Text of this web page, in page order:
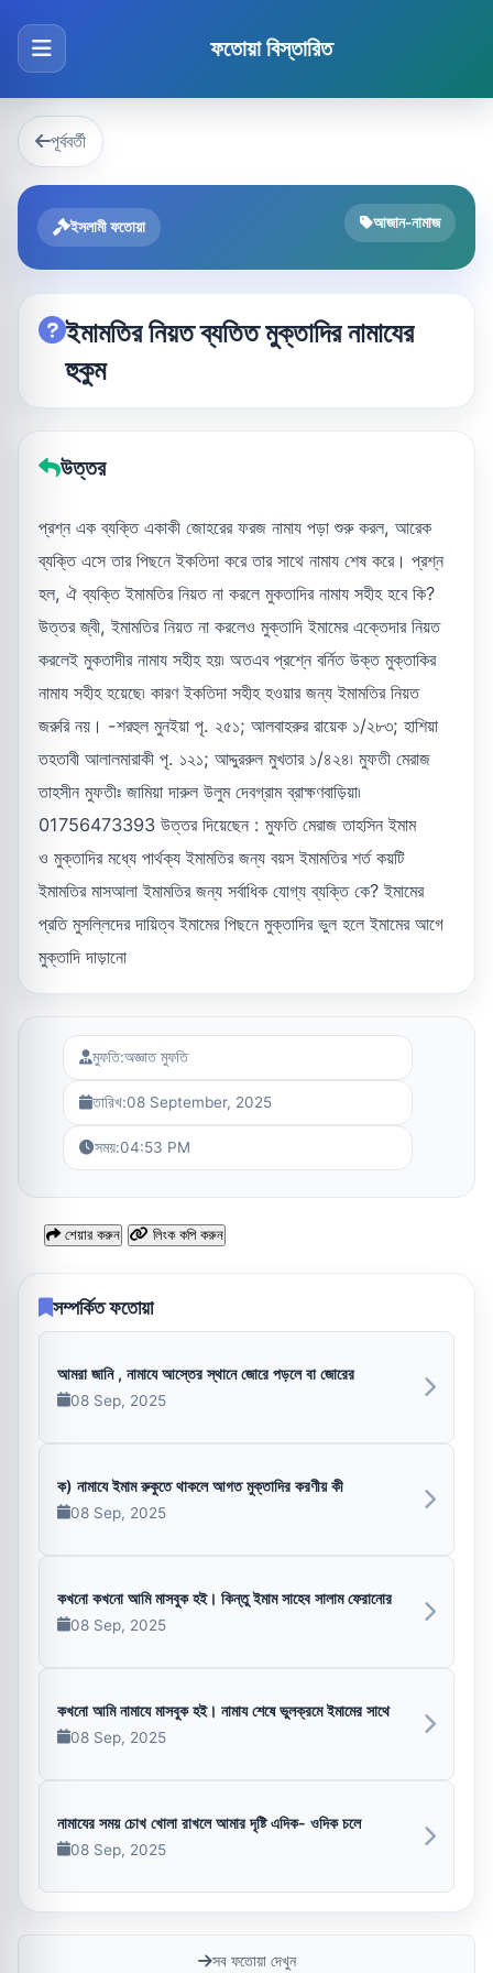
ফতোয়া বিস্তারিত
পূর্ববর্তী
ইসলামী ফতোয়া আজান-নামাজ
ইমামতির নিয়ত ব্যতিত মুক্তাদির নামাযের
হুকুম
উত্তর
প্রশ্ন এক ব্যক্তি একাকী জোহরের ফরজ নামায পড়া শুরু করল, আরেক
ব্যক্তি এসে তার পিছনে ইকতিদা করে তার সাথে নামায শেষ করে। প্রশ্ন
হল, ঐ ব্যক্তি ইমামতির নিয়ত না করলে মুকতাদির নামায সহীহ হবে কি?
উত্তর জ্বী, ইমামতির নিয়ত না করলেও মুক্তাদি ইমামের এক্তেদার নিয়ত
করলেই মুকতাদীর নামায সহীহ হয়৷ অতএব প্রশ্নে বর্নিত উক্ত মুক্তাকির
নামায সহীহ হয়েছে৷ কারণ ইকতিদা সহীহ হওয়ার জন্য ইমামতির নিয়ত
জরুরি নয়। -শরহুল মুনইয়া পৃ. ২৫১; আলবাহরুর রায়েক ১/২৮৩; হাশিয়া
তহতাবী আলালমারাকী পৃ. ১২১; আদ্দুররুল মুখতার ১/৪২৪৷ মুফতী মেরাজ
তাহসীন মুফতীঃ জামিয়া দারুল উলুম দেবগ্রাম ব্রাক্ষণবাড়িয়া৷
01756473393 উত্তর দিয়েছেন : মুফতি মেরাজ তাহসিন ইমাম
ও মুক্তাদির মধ্যে পার্থক্য ইমামতির জন্য বয়স ইমামতির শর্ত কয়টি
ইমামতির মাসআলা ইমামতির জন্য সর্বাধিক যোগ্য ব্যক্তি কে? ইমামের
প্রতি মুসল্লিদের দায়িত্ব ইমামের পিছনে মুক্তাদির ভুল হলে ইমামের আগে
মুক্তাদি দাড়ানো
মুফতি:অজ্ঞাত মুফতি
তারিখ:08 September, 2025
সময়:04:53 PM
শেয়ার করুন লিংক কপি করুন
সম্পর্কিত ফতোয়া
আমরা জানি , নামাযে আস্তের স্থানে জোরে পড়লে বা জোরের
08 Sep, 2025
ক) নামাযে ইমাম রুকুতে থাকলে আগত মুক্তাদির করণীয় কী
08 Sep, 2025
কখনো কখনো আমি মাসবুক হই। কিন্তু ইমাম সাহেব সালাম ফেরানোর
08 Sep, 2025
কখনো আমি নামাযে মাসবুক হই। নামায শেষে ভুলক্রমে ইমামের সাথে
08 Sep, 2025
নামাযের সময় চোখ খোলা রাখলে আমার দৃষ্টি এদিক- ওদিক চলে
08 Sep, 2025
সব ফতোয়া দেখুন